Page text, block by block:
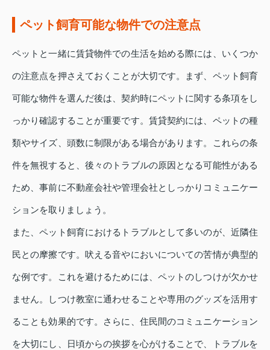
ペット飼育可能な物件での注意点
ペットと一緒に賃貸物件での生活を始める際には、いくつか
の注意点を押さえておくことが大切です。まず、ペット飼育
可能な物件を選んだ後は、契約時にペットに関する条項をし
っかり確認することが重要です。賃貸契約には、ペットの種
類やサイズ、頭数に制限がある場合があります。これらの条
件を無視すると、後々のトラブルの原因となる可能性がある
ため、事前に不動産会社や管理会社としっかりコミュニケー
ションを取りましょう。
また、ペット飼育におけるトラブルとして多いのが、近隣住
民との摩擦です。吠える音やにおいについての苦情が典型的
な例です。これを避けるためには、ペットのしつけが欠かせ
ません。しつけ教室に通わせることや専用のグッズを活用す
ることも効果的です。さらに、住民間のコミュニケーション
を大切にし、日頃からの挨拶を心がけることで、トラブルを